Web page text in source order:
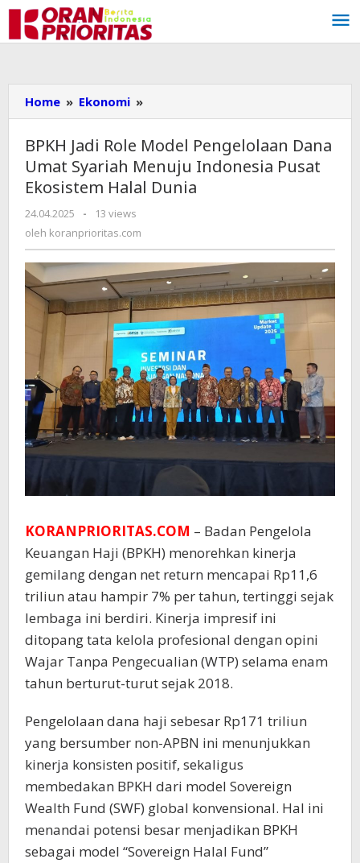
Lewati
konten
Home » Ekonomi »
Jadi
Role
Model
Pengelolaan
Dana
Indonesia
Pusat
Ekosistem
Halal
Dunia
BPKH Jadi Role Model Pengelolaan Dana
Umat Syariah Menuju Indonesia Pusat
Ekosistem Halal Dunia
24.04.2025
oleh
koranprioritas.com
-
13 views
oleh koranprioritas.com
KORANPRIORITAS.COM – Badan Pengelola
Keuangan Haji (BPKH) menorehkan kinerja
gemilang dengan net return mencapai Rp11,6
triliun atau hampir 7% per tahun, tertinggi sejak
lembaga ini berdiri. Kinerja impresif ini
ditopang tata kelola profesional dengan opini
Wajar Tanpa Pengecualian (WTP) selama enam
tahun berturut-turut sejak 2018.
Pengelolaan dana haji sebesar Rp171 triliun
yang bersumber non-APBN ini menunjukkan
kinerja konsisten positif, sekaligus
membedakan BPKH dari model Sovereign
Wealth Fund (SWF) global konvensional. Hal ini
menandai potensi besar menjadikan BPKH
sebagai model “Sovereign Halal Fund”